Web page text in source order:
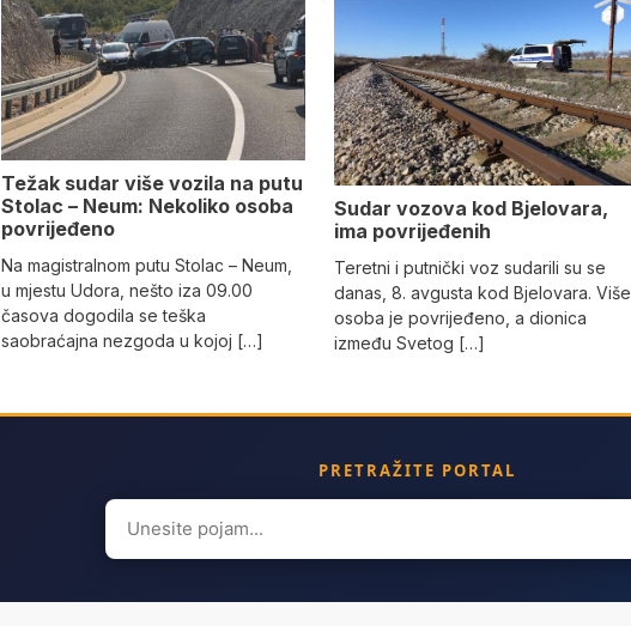
Težak sudar više vozila na putu
Stolac – Neum: Nekoliko osoba
povrijeđeno
Na magistralnom putu Stolac – Neum,
u mjestu Udora, nešto iza 09.00
časova dogodila se teška
saobraćajna nezgoda u kojoj […]
Sudar vozova kod Bjelovara,
ima povrijeđenih
Teretni i putnički voz sudarili su se
danas, 8. avgusta kod Bjelovara. Više
osoba je povrijeđeno, a dionica
između Svetog […]
PRETRAŽITE PORTAL
Search
for: